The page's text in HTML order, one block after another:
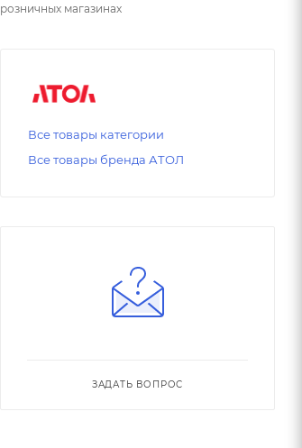
розничных магазинах
Все товары категории
Все товары бренда АТОЛ
ЗАДАТЬ ВОПРОС